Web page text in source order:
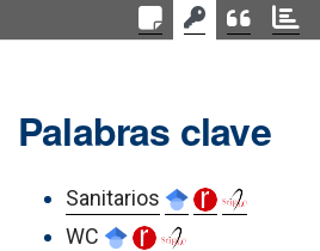
Palabras clave
Sanitarios
WC